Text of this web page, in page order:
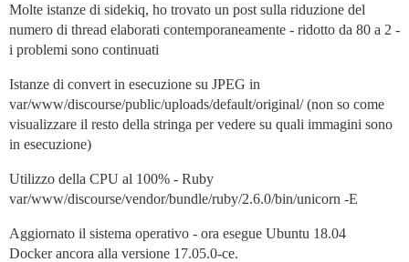
Molte istanze di sidekiq, ho trovato un post sulla riduzione del
numero di thread elaborati contemporaneamente - ridotto da 80 a 2 -
i problemi sono continuati
Istanze di convert in esecuzione su JPEG in
var/www/discourse/public/uploads/default/original/ (non so come
visualizzare il resto della stringa per vedere su quali immagini sono
in esecuzione)
Utilizzo della CPU al 100% - Ruby
var/www/discourse/vendor/bundle/ruby/2.6.0/bin/unicorn -E
Aggiornato il sistema operativo - ora esegue Ubuntu 18.04
Docker ancora alla versione 17.05.0-ce.